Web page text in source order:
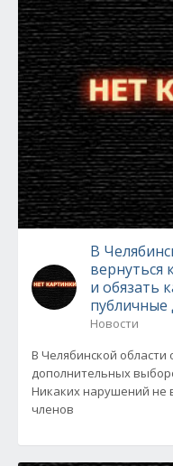
В
вернуться
и обязать
публичные
Новости
В Челябинской
дополнительных
Никаких нарушений не
членов